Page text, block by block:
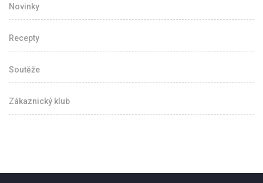
Novinky
Recepty
Soutěže
Zákaznický klub